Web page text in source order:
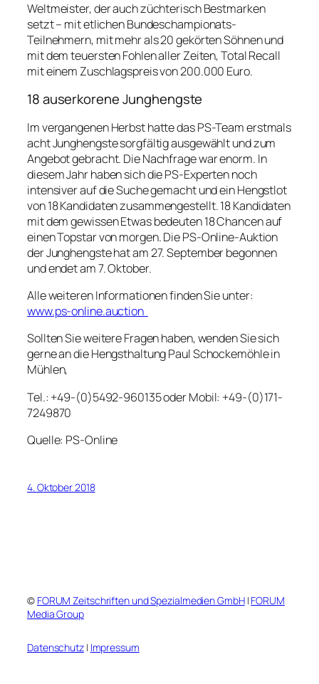
Weltmeister, der auch züchterisch Bestmarken
setzt – mit etlichen Bundeschampionats-
Teilnehmern, mit mehr als 20 gekörten Söhnen und
mit dem teuersten Fohlen aller Zeiten, Total Recall
mit einem Zuschlagspreis von 200.000 Euro.
18 auserkorene Junghengste
Im vergangenen Herbst hatte das PS-Team erstmals
acht Junghengste sorgfältig ausgewählt und zum
Angebot gebracht. Die Nachfrage war enorm. In
diesem Jahr haben sich die PS-Experten noch
intensiver auf die Suche gemacht und ein Hengstlot
von 18 Kandidaten zusammengestellt. 18 Kandidaten
mit dem gewissen Etwas bedeuten 18 Chancen auf
einen Topstar von morgen. Die PS-Online-Auktion
der Junghengste hat am 27. September begonnen
und endet am 7. Oktober.
Alle weiteren Informationen finden Sie unter:
www.ps-online.auction
Sollten Sie weitere Fragen haben, wenden Sie sich
gerne an die Hengsthaltung Paul Schockemöhle in
Mühlen,
Tel.: +49-(0)5492-960135 oder Mobil: +49-(0)171-
7249870
Quelle: PS-Online
4. Oktober 2018
© FORUM Zeitschriften und Spezialmedien GmbH| FORUM
Media Group
Datenschutz| Impressum